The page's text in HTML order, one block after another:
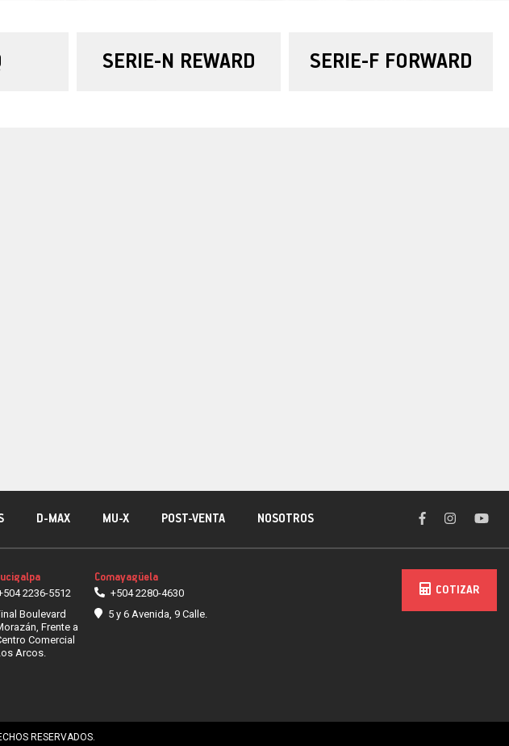
SERIE-N REWARD SERIE-F FORWARD
D-MAX MU-X POST-VENTA NOSOTROS
2236-5512
Boulevard
Frente a
Comercial
Arcos.
Comayagüela
+504 2280-4630
5 y 6 Avenida, 9 Calle.
COTIZAR
RESERVADOS.